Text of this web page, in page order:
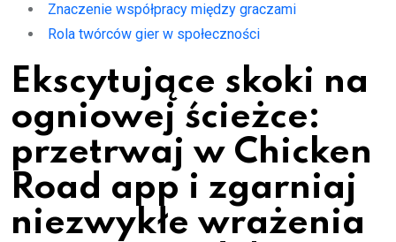
Znaczenie współpracy między graczami
Rola twórców gier w społeczności
Ekscytujące skoki na
ogniowej ścieżce:
przetrwaj w Chicken
Road app i zgarniaj
niezwykłe wrażenia